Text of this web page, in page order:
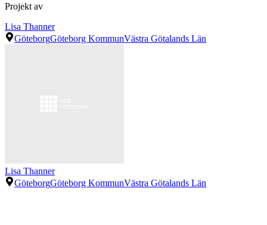
Projekt av
Lisa Thanner
GöteborgGöteborg KommunVästra Götalands Län
Lisa Thanner
GöteborgGöteborg KommunVästra Götalands Län